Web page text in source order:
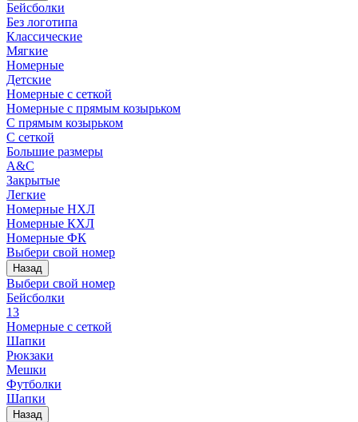
Бейсболки
Без логотипа
Классические
Мягкие
Номерные
Детские
Номерные с сеткой
Номерные с прямым козырьком
С прямым козырьком
С сеткой
Большие размеры
A&C
Закрытые
Легкие
Номерные НХЛ
Номерные КХЛ
Номерные ФК
Выбери свой номер
Назад
Выбери свой номер
Бейсболки
13
Номерные с сеткой
Шапки
Рюкзаки
Мешки
Футболки
Шапки
Назад